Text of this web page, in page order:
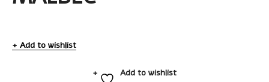
Add to wishlist
Add to wishlist